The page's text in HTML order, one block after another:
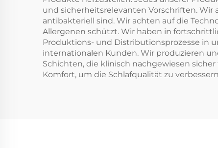
und sicherheitsrelevanten Vorschriften.
antibakteriell sind. Wir achten auf die
Allergenen schützt. Wir haben in
Produktions- und Distributionsprozesse in
internationalen Kunden. Wir produzieren
Schichten, die klinisch nachgewiesen
Komfort, um die Schlafqualität zu